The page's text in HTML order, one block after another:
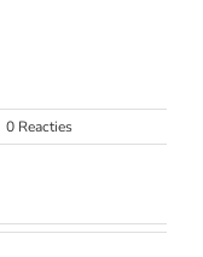
0 Reacties